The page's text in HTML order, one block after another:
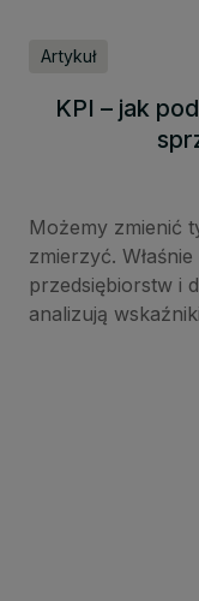
Artykuł
KPI – jak
Możemy zmienić
zmierzyć.
przedsiębiorstw i
analizują